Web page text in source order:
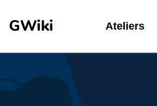
GWiki Ateliers